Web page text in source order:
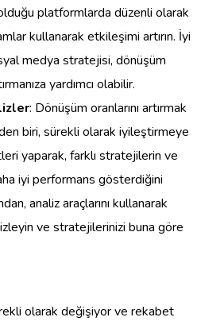
platformlarda düzenli olarak
kullanarak etkileşimi artırın. İyi
medya stratejisi, dönüşüm
yardımcı olabilir.
: Dönüşüm oranlarını artırmak
biri, sürekli olarak iyileştirmeye
yaparak, farklı stratejilerin ve
iyi performans gösterdiğini
analiz araçlarını kullanarak
izleyin ve stratejilerinizi buna göre
olarak değişiyor ve rekabet